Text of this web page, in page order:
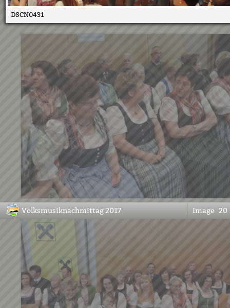
30.03.2017
DSCN0431
Volksmusiknachmittag 2017 Image 20